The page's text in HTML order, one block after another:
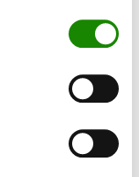
instalación,
cualquier